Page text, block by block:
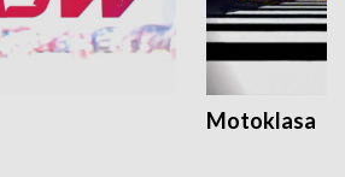
Motoklasa